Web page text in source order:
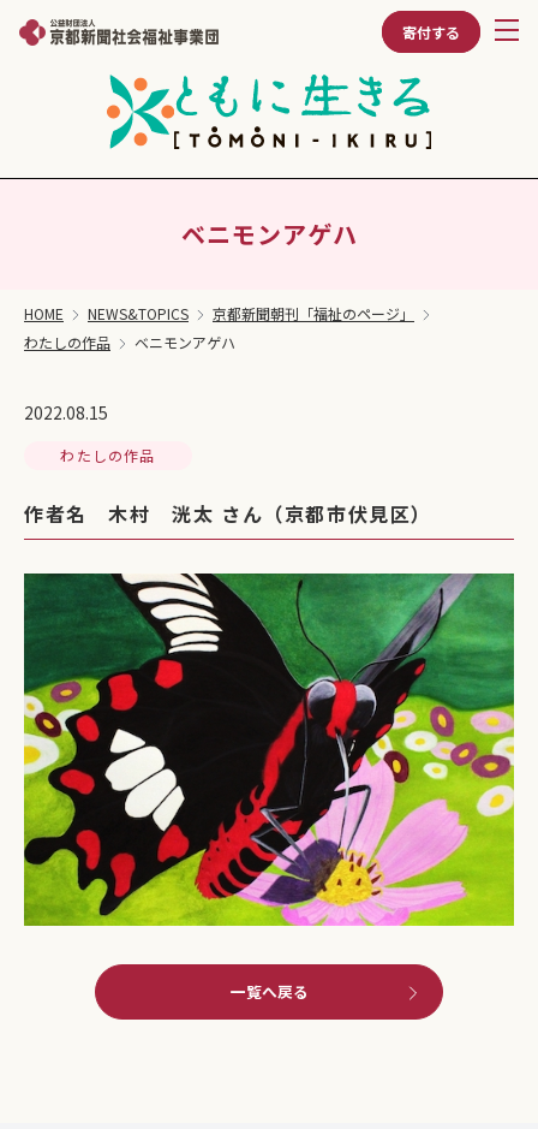
寄付する
ベニモンアゲハ
HOME NEWS&TOPICS
京都新聞朝刊「福祉のページ」
わたしの作品
ベニモンアゲハ
2022.08.15
わたしの作品
作者名 木村 洸太 さん（京都市伏見区）
一覧へ戻る